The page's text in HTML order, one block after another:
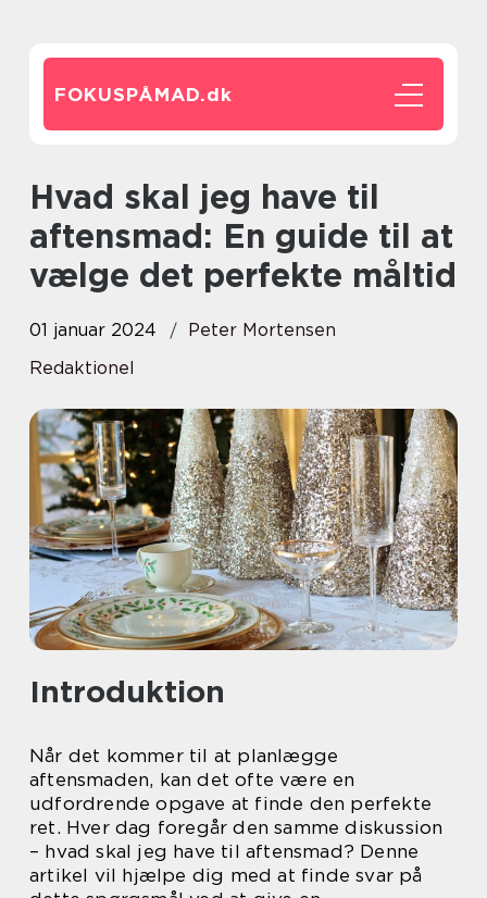
FOKUSPÅMAD.dk
Hvad skal jeg have til
aftensmad: En guide til at
vælge det perfekte måltid
01 januar 2024
Peter Mortensen
Redaktionel
Introduktion
Når det kommer til at planlægge
aftensmaden, kan det ofte være en
udfordrende opgave at finde den perfekte
ret. Hver dag foregår den samme diskussion
– hvad skal jeg have til aftensmad? Denne
artikel vil hjælpe dig med at finde svar på